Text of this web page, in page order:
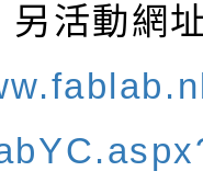
另活動網